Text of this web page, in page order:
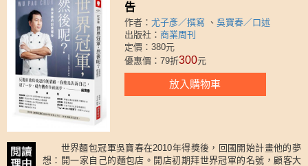
告
作者：尤子彥／撰寫 、吳寶春／口述
出版社：商業周刊
定價：380元
優惠價：79折300元
放入購物車
世界麵包冠軍吳寶春在2010年得獎後，回國開始計畫他的夢
想：開一家自己的麵包店。開店初期拜世界冠軍的名號，顧客大